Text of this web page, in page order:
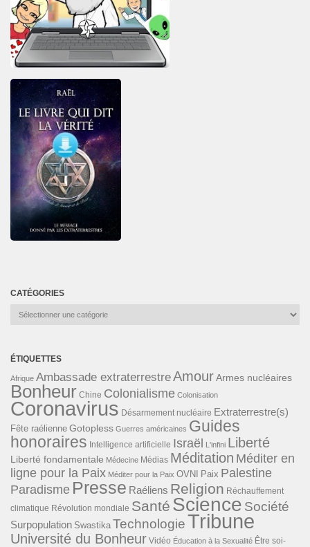
CATÉGORIES
Catégories
ÉTIQUETTES
Afrique Ambassade extraterrestreAmourArmes nucléaires
Bonheur Chine Colonialisme Colonisation
Coronavirus Désarmement nucléaire Extraterrestre(s)
Fête raélienne Gotopless Guerres américaines Guides
honoraires Intelligence artificielle Israël L'infini Liberté
Liberté fondamentale Médecine Médias Méditation Méditer en
ligne pour la Paix Méditer pour la Paix OVNI Paix Palestine
Paradisme Presse Raéliens Religion Réchauffement
climatique Révolution mondiale Santé Science Société
Surpopulation Swastika TechnologieTribune
Université du Bonheur Vidéo Éducation à la Sexualité Être soi-